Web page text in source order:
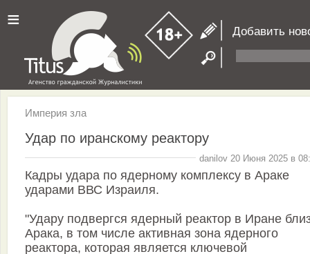
≡ Добавить
Империя зла
Удар по иранскому реактору
danilov 20 Июня 2025 в
Кадры удара по ядерному комплексу в Араке
ударами ВВС Израиля.
"Удару подвергся ядерный реактор в Иране
Арака, в том числе активная зона ядерного
реактора, которая является ключевой